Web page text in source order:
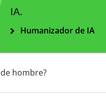
IA.
Humanizador de IA
hombre?